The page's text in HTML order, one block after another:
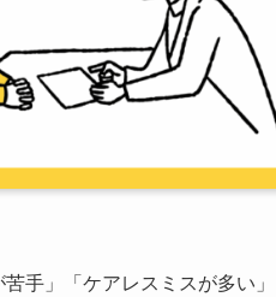
手」「ケアレスミスが多い」